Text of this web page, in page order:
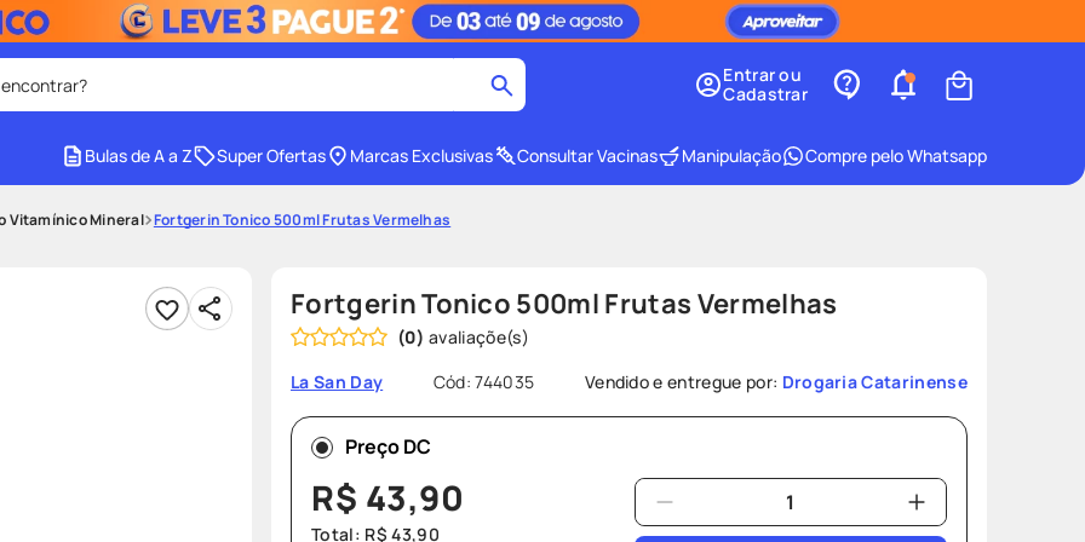
facial 4º shampoo
8º protetor solar
teste gravidez
Entrar ou
Cadastrar
Bulas de A a Z Super Ofertas Marcas Exclusivas Consultar Vacinas Manipulação Compre pelo Whatsapp
Vitamínico Mineral Fortgerin Tonico 500ml Frutas Vermelhas
Fortgerin Tonico 500ml Frutas Vermelhas
(0)
La San Day
Cód:744035 Vendido e entregue por: Drogaria Catarinense
Preço DC
R$ 43,90
Total: R$ 43,90